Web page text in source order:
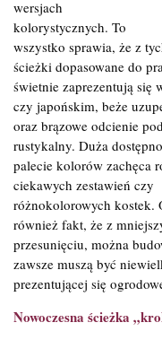
wersjach
kolorystycznych. To
wszystko sprawia, że z
ścieżki dopasowane do
świetnie zaprezentują się
czy japońskim, beże
oraz brązowe odcienie
rustykalny. Duża
palecie kolorów zachęca
ciekawych zestawień
różnokolorowych kostek.
również fakt, że z
przesunięciu, można
zawsze muszą być
prezentującej się
Nowoczesna ścieżka